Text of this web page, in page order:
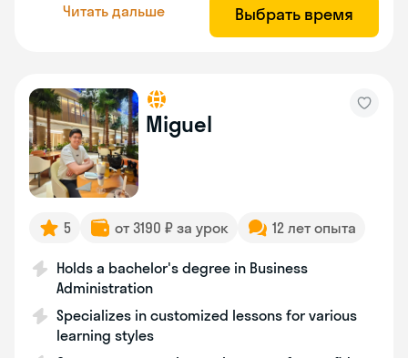
Читать дальше Выбрать время
Miguel
5 от 3190 ₽ за урок 12 лет опыта
Holds a bachelor's degree in Business
Administration
Specializes in customized lessons for various
learning styles